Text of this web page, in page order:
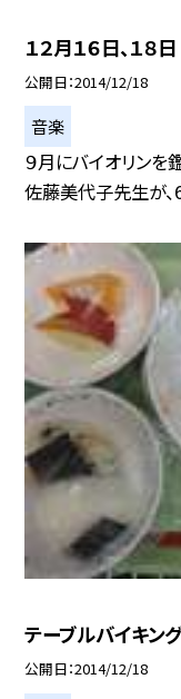
１２月１６日、１
公開日 2014/12/18
音楽
９月にバイオリンを
佐藤美代子先生が、
テーブルバイキン
公開日 2014/12/18